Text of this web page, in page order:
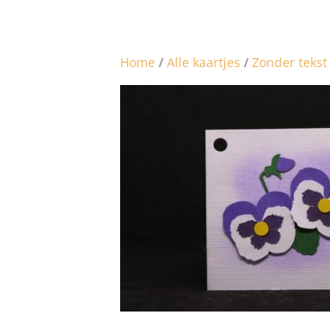
Home /Alle kaartjes /Zonder tekst